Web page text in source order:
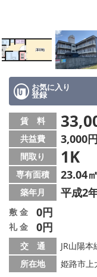
地図から探す
スタッフ
店舗情報·アクセス
会社概要
メールでお問い合わせ
お気に入り
登録
賃 料
共益費 3,000円
間取り 1K
専有面積 23.04㎡
築年月 平成2
敷 金 0円
礼 金 0円
交 通
JR山陽
所在地
姫路市上